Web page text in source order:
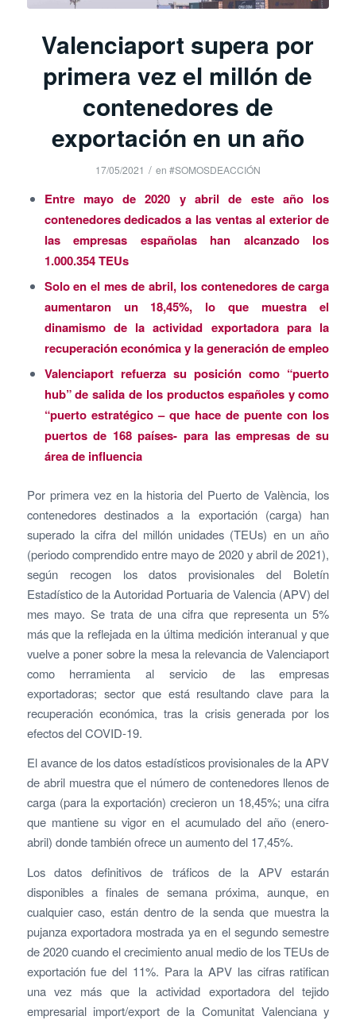
Valenciaport supera por
primera vez el millón de
contenedores de
exportación en un año
17/05/2021 / en #SOMOSDEACCIÓN
Entre mayo de 2020 y abril de este año los
contenedores dedicados a las ventas al exterior de
las empresas españolas han alcanzado los
1.000.354 TEUs
Solo en el mes de abril, los contenedores de carga
aumentaron un 18,45%, lo que muestra el
dinamismo de la actividad exportadora para la
recuperación económica y la generación de empleo
Valenciaport refuerza su posición como “puerto
hub” de salida de los productos españoles y como
“puerto estratégico – que hace de puente con los
puertos de 168 países- para las empresas de su
área de influencia
Por primera vez en la historia del Puerto de València, los
contenedores destinados a la exportación (carga) han
superado la cifra del millón unidades (TEUs) en un año
(periodo comprendido entre mayo de 2020 y abril de 2021),
según recogen los datos provisionales del Boletín
Estadístico de la Autoridad Portuaria de Valencia (APV) del
mes mayo. Se trata de una cifra que representa un 5%
más que la reflejada en la última medición interanual y que
vuelve a poner sobre la mesa la relevancia de Valenciaport
como herramienta al servicio de las empresas
exportadoras; sector que está resultando clave para la
recuperación económica, tras la crisis generada por los
efectos del COVID-19.
El avance de los datos estadísticos provisionales de la APV
de abril muestra que el número de contenedores llenos de
carga (para la exportación) crecieron un 18,45%; una cifra
que mantiene su vigor en el acumulado del año (enero-
abril) donde también ofrece un aumento del 17,45%.
Los datos definitivos de tráficos de la APV estarán
disponibles a finales de semana próxima, aunque, en
cualquier caso, están dentro de la senda que muestra la
pujanza exportadora mostrada ya en el segundo semestre
de 2020 cuando el crecimiento anual medio de los TEUs de
exportación fue del 11%. Para la APV las cifras ratifican
una vez más que la actividad exportadora del tejido
empresarial import/export de la Comunitat Valenciana y